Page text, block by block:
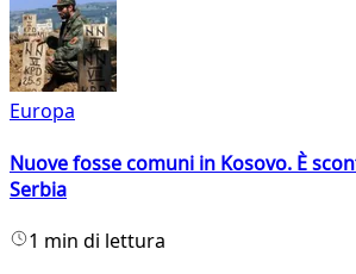
Europa
Nuove fosse comuni in Kosovo. È
Serbia
1 min di lettura